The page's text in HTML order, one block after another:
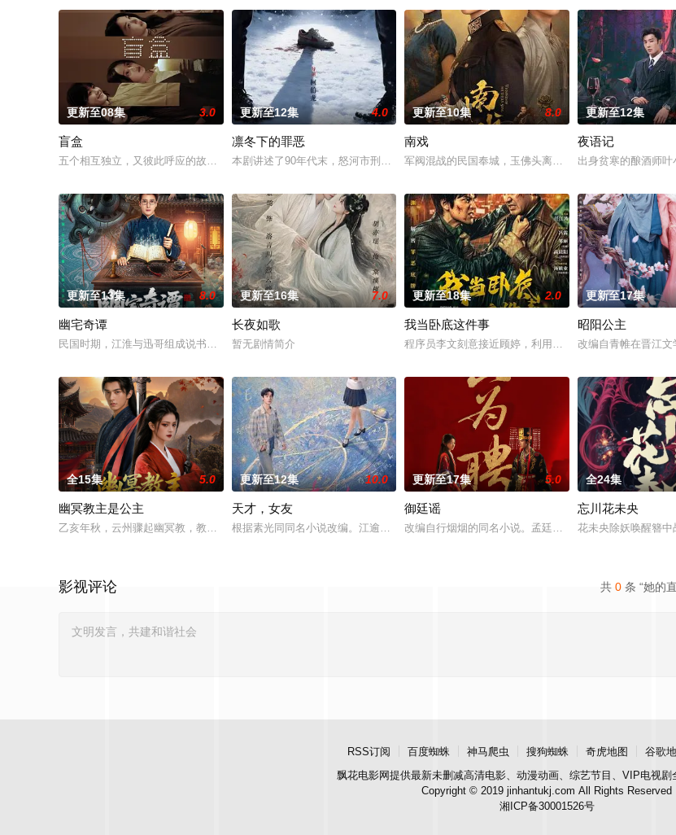
更新至08集 3.0
盲盒
五个相互独立，又彼此呼应的故事——用一场精心策划的“夏令营”完成复仇的受害者；临终前与遗憾和解的“无用之人”；共享同一具躯
更新至12集 4.0
凛冬下的罪恶
本剧讲述了90年代末，怒河市刑侦支队在无普及监控、无DNA鉴定技术的支持下，通过摸排、
更新至10集 8.0
南戏
军阀混战的民国奉城，玉佛头离奇失窃，戏班主横尸戏
更新至12集
夜语记
出身贫寒的酿酒师
更新至13集 8.0
幽宅奇谭
民国时期，江淮与迅哥组成说书班子，偶遇“白天人住屋，晚上鬼占房”的阴阳宅，江淮被掳走配“阴婚”。他与女探长穆英搭档，侦破
更新至16集 7.0
长夜如歌
暂无剧情简介
更新至18集 2.0
我当卧底这件事
程序员李文刻意接近顾婷，利用顾炎女儿奴的属性，请
更新至17集
昭阳公主
改编自青帷在晋江文
全15集 5.0
幽冥教主是公主
乙亥年秋，云州骤起幽冥教，教主独孤晴专杀薄情负心德行有亏之辈。太子夏无双和好兄弟张小峰奉皇命携天子剑赴云州剿魔，初见
更新至12集 10.0
天才，女友
根据素光同同名小说改编。江逾白长大以后，林知夏忽然对他说：“江逾白，我喜欢你，哲学和
更新至17集 5.0
御廷谣
改编自行烟烟的同名小说。孟廷辉，大平王朝有史以来
全24集
忘川花未央
花未央除妖唤醒簪
共 0 条 “她的
影视评论
RSS订阅 百度蜘蛛 神马爬虫 搜狗蜘蛛 奇虎地图 谷歌
飘花电影网提供最新未删减高清电影、动漫动画、综艺节目、VIP电视剧
Copyright © 2019 jinhantukj.com All Rights Reserved
湘ICP备30001526号